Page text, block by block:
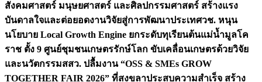
สังคมศาสตร์ มนุษยศาสตร์ และศิลปกรรมศาสตร์ สร้างแรง
บันดาลใจและต่อยอดงานวิจัยสู่การพัฒนาประเทศวช. หนุน
นโยบาย Local Growth Engine ยกระดับทุเรียนต้นแม่น้ำมูลโค
ราช ตั้ง 9 ศูนย์ชุมชนเกษตรรักษ์โลก ขับเคลื่อนเกษตรด้วยวิจัย
และนวัตกรรมสสว. ปลื้มงาน “OSS & SMEs GROW
TOGETHER FAIR 2026” ที่สงขลาประสบความสำเร็จ สร้าง